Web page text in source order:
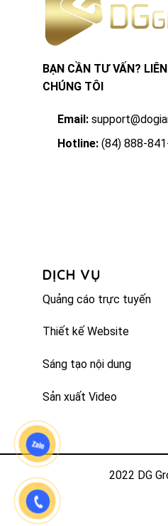
BẠN CẦN TƯ VẤN?
CHÚNG TÔI
Email:
Hotline: (84) 888-
DỊCH VỤ
Quảng cáo trực tuyến
Thiết kế Website
Sáng tạo nội dung
Sản xuất Video
2022 DG